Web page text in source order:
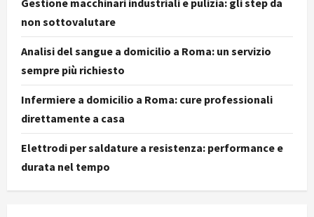
Gestione macchinari industriali e pulizia: gli step da
non sottovalutare
Analisi del sangue a domicilio a Roma: un servizio
sempre più richiesto
Infermiere a domicilio a Roma: cure professionali
direttamente a casa
Elettrodi per saldature a resistenza: performance e
durata nel tempo